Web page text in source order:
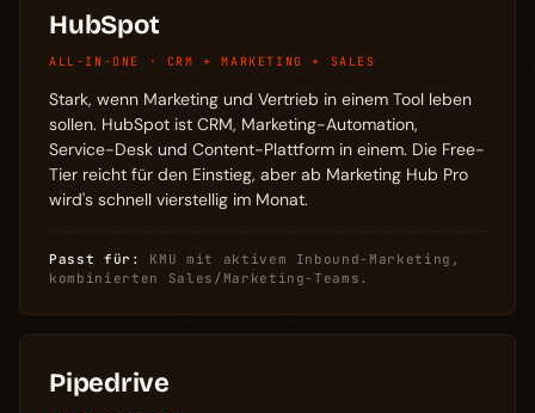
HubSpot
ALL-IN-ONE · CRM + MARKETING + SALES
Stark, wenn Marketing und Vertrieb in einem Tool leben
sollen. HubSpot ist CRM, Marketing-Automation,
Service-Desk und Content-Plattform in einem. Die Free-
Tier reicht für den Einstieg, aber ab Marketing Hub Pro
wird's schnell vierstellig im Monat.
Passt für:
KMU mit aktivem Inbound-Marketing,
kombinierten Sales/Marketing-Teams.
Pipedrive